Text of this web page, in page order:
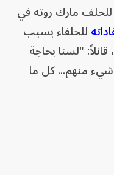
للحلف مارك روته في
للحلفاء بسبب
"لسنا بحاجة
شيء منهم... كل ما